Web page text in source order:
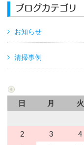
ブログカテゴリ
お知らせ
清掃事例
日
月 火
2
3 4